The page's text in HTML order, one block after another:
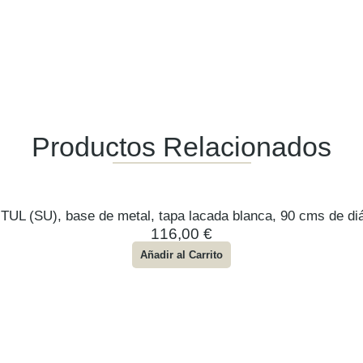
Productos Relacionados
(SU), base de metal, tapa lacada blanca, 90 cms de
116,00 €
Añadir al Carrito